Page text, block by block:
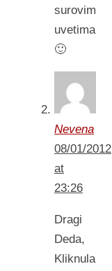
surovim
uvetima
🙂
Nevena
08/01/2012
at
23:26
Dragi
Deda,
Kliknula